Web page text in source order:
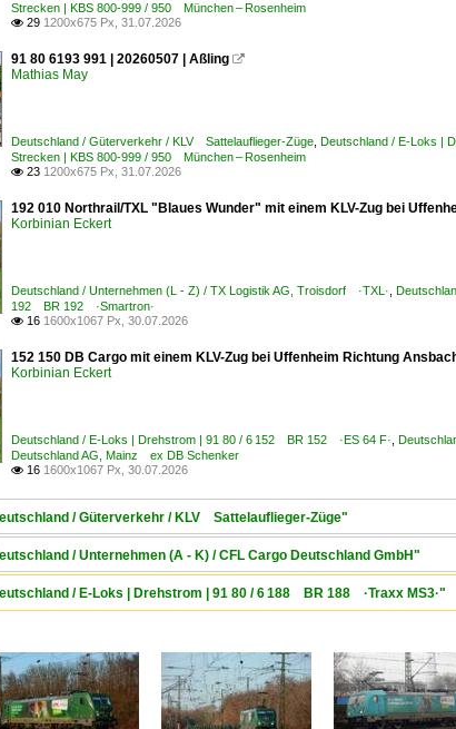
Strecken | KBS 800-999 / 950 München – Rosenheim
 29 1200x675 Px, 31.07.2026
91 80 6193 991 | 20260507 | Aßling 
Mathias May
Deutschland / Güterverkehr / KLV Sattelauflieger-Züge Deutschland / E-Loks |
Strecken | KBS 800-999 / 950 München – Rosenheim
 23 1200x675 Px, 31.07.2026
192 010 Northrail/TXL "Blaues Wunder" mit einem KLV-Zug bei
Korbinian Eckert
Deutschland / Unternehmen (L - Z) / TX Logistik AG, Troisdorf ·TXL·
192 BR 192 ·Smartron·
 16 1600x1067 Px, 30.07.2026
152 150 DB Cargo mit einem KLV-Zug bei Uffenheim Richtung
Korbinian Eckert
Deutschland / E-Loks | Drehstrom | 91 80 / 6 152 BR 152 ·ES 64 F·
Deutschland AG, Mainz ex DB Schenker
 16 1600x1067 Px, 30.07.2026
/ Güterverkehr / KLV Sattelauflieger-Züge"
/ Unternehmen (A - K) / CFL Cargo Deutschland GmbH"
/ E-Loks | Drehstrom | 91 80 / 6 188 BR 188 ·Traxx MS3·"